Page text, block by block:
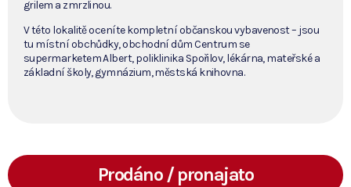
grilem a zmrzlinou.
V této lokalitě oceníte kompletní občanskou vybavenost – jsou
tu místní obchůdky, obchodní dům Centrum se
supermarketem Albert, poliklinika Spořilov, lékárna, mateřské a
základní školy, gymnázium, městská knihovna.
Prodáno / pronajato